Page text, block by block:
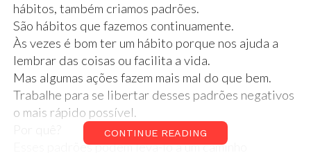
hábitos, também criamos padrões.
São hábitos que fazemos continuamente.
Às vezes é bom ter um hábito porque nos ajuda a
lembrar das coisas ou facilita a vida.
Mas algumas ações fazem mais mal do que bem.
Trabalhe para se libertar desses padrões negativos
o mais rápido possível.
Esses padrões podem levá-lo a um caminho
CONTINUE READING